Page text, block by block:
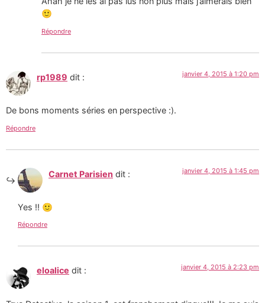
🙂
Répondre
rp1989 dit : janvier 4, 2015 à 1:20 pm
De bons moments séries en perspective :).
Répondre
Carnet Parisien dit : janvier 4, 2015 à 1:45 pm
Yes !! 🙂
Répondre
eloalice dit : janvier 4, 2015 à 2:23 pm